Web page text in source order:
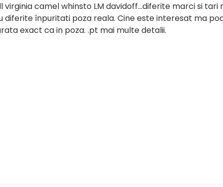
camel whinsto LM davidoff…diferite marci si tari
diferite înpuritati poza reala. Cine este interesat ma
exact ca in poza. .pt mai multe detalii.